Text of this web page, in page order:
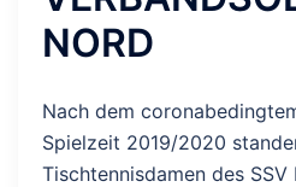
NORD
Nach dem
Spielzeit 2019/2020
Tischtennisdamen des SSV